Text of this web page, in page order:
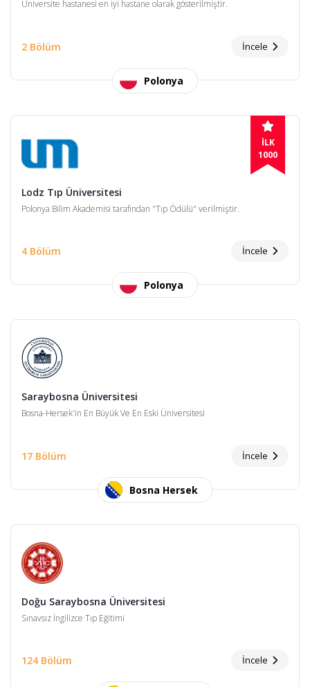
Üniversite hastanesi en iyi hastane olarak gösterilmiştir.
2 Bölüm İncele
Polonya
İLK
1000
Lodz Tıp Üniversitesi
Polonya Bilim Akademisi tarafından "Tıp Ödülü" verilmiştir.
4 Bölüm İncele
Polonya
Saraybosna Üniversitesi
Bosna-Hersek'in En Büyük Ve En Eski Üniversitesi
17 Bölüm İncele
Bosna Hersek
Doğu Saraybosna Üniversitesi
Sınavsız İngilizce Tıp Eğitimi
124 Bölüm İncele